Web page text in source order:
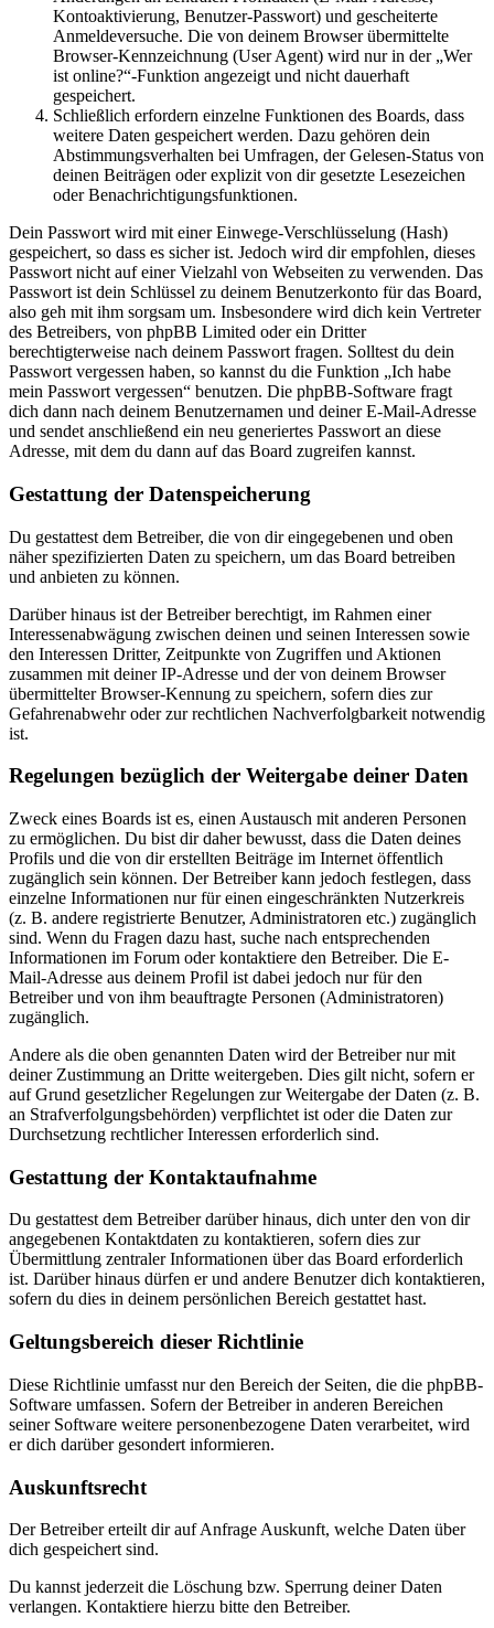
Kontoaktivierung, Benutzer-Passwort) und gescheiterte
Anmeldeversuche. Die von deinem Browser übermittelte
Browser-Kennzeichnung (User Agent) wird nur in der „Wer
ist online?“-Funktion angezeigt und nicht dauerhaft
gespeichert.
Schließlich erfordern einzelne Funktionen des Boards, dass
weitere Daten gespeichert werden. Dazu gehören dein
Abstimmungsverhalten bei Umfragen, der Gelesen-Status von
deinen Beiträgen oder explizit von dir gesetzte Lesezeichen
oder Benachrichtigungsfunktionen.
Dein Passwort wird mit einer Einwege-Verschlüsselung (Hash)
gespeichert, so dass es sicher ist. Jedoch wird dir empfohlen, dieses
Passwort nicht auf einer Vielzahl von Webseiten zu verwenden. Das
Passwort ist dein Schlüssel zu deinem Benutzerkonto für das Board,
also geh mit ihm sorgsam um. Insbesondere wird dich kein Vertreter
des Betreibers, von phpBB Limited oder ein Dritter
berechtigterweise nach deinem Passwort fragen. Solltest du dein
Passwort vergessen haben, so kannst du die Funktion „Ich habe
mein Passwort vergessen“ benutzen. Die phpBB-Software fragt
dich dann nach deinem Benutzernamen und deiner E-Mail-Adresse
und sendet anschließend ein neu generiertes Passwort an diese
Adresse, mit dem du dann auf das Board zugreifen kannst.
Gestattung der Datenspeicherung
Du gestattest dem Betreiber, die von dir eingegebenen und oben
näher spezifizierten Daten zu speichern, um das Board betreiben
und anbieten zu können.
Darüber hinaus ist der Betreiber berechtigt, im Rahmen einer
Interessenabwägung zwischen deinen und seinen Interessen sowie
den Interessen Dritter, Zeitpunkte von Zugriffen und Aktionen
zusammen mit deiner IP-Adresse und der von deinem Browser
übermittelter Browser-Kennung zu speichern, sofern dies zur
Gefahrenabwehr oder zur rechtlichen Nachverfolgbarkeit notwendig
ist.
Regelungen bezüglich der Weitergabe deiner Daten
Zweck eines Boards ist es, einen Austausch mit anderen Personen
zu ermöglichen. Du bist dir daher bewusst, dass die Daten deines
Profils und die von dir erstellten Beiträge im Internet öffentlich
zugänglich sein können. Der Betreiber kann jedoch festlegen, dass
einzelne Informationen nur für einen eingeschränkten Nutzerkreis
(z. B. andere registrierte Benutzer, Administratoren etc.) zugänglich
sind. Wenn du Fragen dazu hast, suche nach entsprechenden
Informationen im Forum oder kontaktiere den Betreiber. Die E-
Mail-Adresse aus deinem Profil ist dabei jedoch nur für den
Betreiber und von ihm beauftragte Personen (Administratoren)
zugänglich.
Andere als die oben genannten Daten wird der Betreiber nur mit
deiner Zustimmung an Dritte weitergeben. Dies gilt nicht, sofern er
auf Grund gesetzlicher Regelungen zur Weitergabe der Daten (z. B.
an Strafverfolgungsbehörden) verpflichtet ist oder die Daten zur
Durchsetzung rechtlicher Interessen erforderlich sind.
Gestattung der Kontaktaufnahme
Du gestattest dem Betreiber darüber hinaus, dich unter den von dir
angegebenen Kontaktdaten zu kontaktieren, sofern dies zur
Übermittlung zentraler Informationen über das Board erforderlich
ist. Darüber hinaus dürfen er und andere Benutzer dich kontaktieren,
sofern du dies in deinem persönlichen Bereich gestattet hast.
Geltungsbereich dieser Richtlinie
Diese Richtlinie umfasst nur den Bereich der Seiten, die die phpBB-
Software umfassen. Sofern der Betreiber in anderen Bereichen
seiner Software weitere personenbezogene Daten verarbeitet, wird
er dich darüber gesondert informieren.
Auskunftsrecht
Der Betreiber erteilt dir auf Anfrage Auskunft, welche Daten über
dich gespeichert sind.
Du kannst jederzeit die Löschung bzw. Sperrung deiner Daten
verlangen. Kontaktiere hierzu bitte den Betreiber.